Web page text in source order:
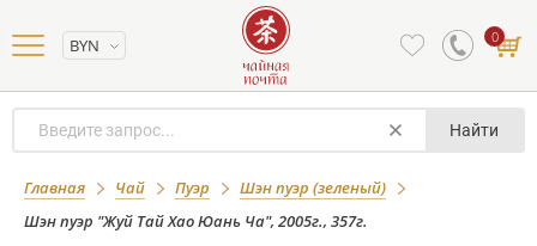
BYN 0
Найти
Главная Чай Пуэр
Шэн пуэр (зеленый)
Шэн пуэр "Жуй Тай Хао Юань Ча", 2005г., 357г.
Шэн пуэр "Жуй Тай Хао Юань Ча",
2005г., 357г.